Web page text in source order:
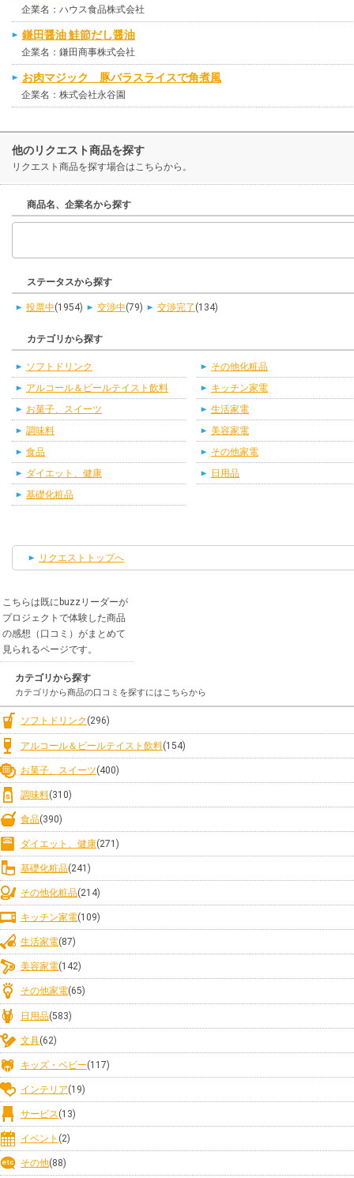
企業名：ハウス食品株式会社
鎌田醤油 鮭節だし醤油
企業名：鎌田商事株式会社
お肉マジック 豚バラスライスで角煮風
企業名：株式会社永谷園
他のリクエスト商品を探す
リクエスト商品を探す場合はこちらから。
商品名、企業名から探す
ステータスから探す
投票中(1954) 交渉中(79) 交渉完了 (134)
カテゴリから探す
ソフトドリンク
アルコール＆ビールテイスト飲料
お菓子、スイーツ
調味料
食品
ダイエット、健康
基礎化粧品
その他化粧品
キッチン家電
生活家電
美容家電
その他家電
日用品
リクエストトップへ
こちらは既にbuzzリーダーが
プロジェクトで体験した商品
の感想（口コミ）がまとめて
見られるページです。
カテゴリから探す
カテゴリから商品の口コミを探すにはこちらから
ソフトドリンク (296)
アルコール＆ビールテイスト飲料(154)
お菓子、スイーツ(400)
調味料(310)
食品(390)
ダイエット、健康(271)
基礎化粧品(241)
その他化粧品(214)
キッチン家電(109)
生活家電(87)
美容家電(142)
その他家電(65)
日用品(583)
文具(62)
キッズ・ベビー(117)
インテリア(19)
サービス(13)
イベント (2)
その他(88)